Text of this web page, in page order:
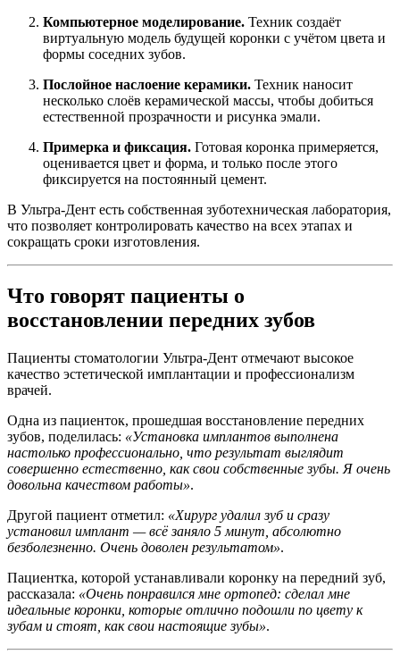
Компьютерное моделирование. Техник создаёт
виртуальную модель будущей коронки с учётом цвета и
формы соседних зубов.
Послойное наслоение керамики. Техник наносит
несколько слоёв керамической массы, чтобы добиться
естественной прозрачности и рисунка эмали.
Примерка и фиксация. Готовая коронка примеряется,
оценивается цвет и форма, и только после этого
фиксируется на постоянный цемент.
В Ультра-Дент есть собственная зуботехническая лаборатория,
что позволяет контролировать качество на всех этапах и
сокращать сроки изготовления.
Что говорят пациенты о
восстановлении передних зубов
Пациенты стоматологии Ультра-Дент отмечают высокое
качество эстетической имплантации и профессионализм
врачей.
Одна из пациенток, прошедшая восстановление передних
зубов, поделилась: «Установка имплантов выполнена
настолько профессионально, что результат выглядит
совершенно естественно, как свои собственные зубы. Я очень
довольна качеством работы».
Другой пациент отметил: «Хирург удалил зуб и сразу
установил имплант — всё заняло 5 минут, абсолютно
безболезненно. Очень доволен результатом».
Пациентка, которой устанавливали коронку на передний зуб,
рассказала: «Очень понравился мне ортопед: сделал мне
идеальные коронки, которые отлично подошли по цвету к
зубам и стоят, как свои настоящие зубы».